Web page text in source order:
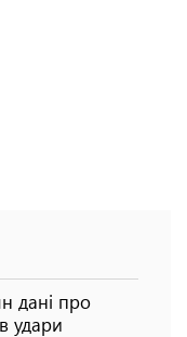
дані про
удари